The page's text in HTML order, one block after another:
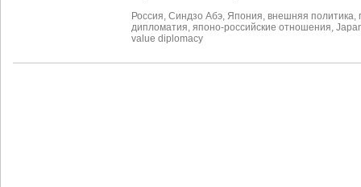
Россия Синдзо Абэ Япония внешняя политика
дипломатия японо-российские отношения
value diplomacy